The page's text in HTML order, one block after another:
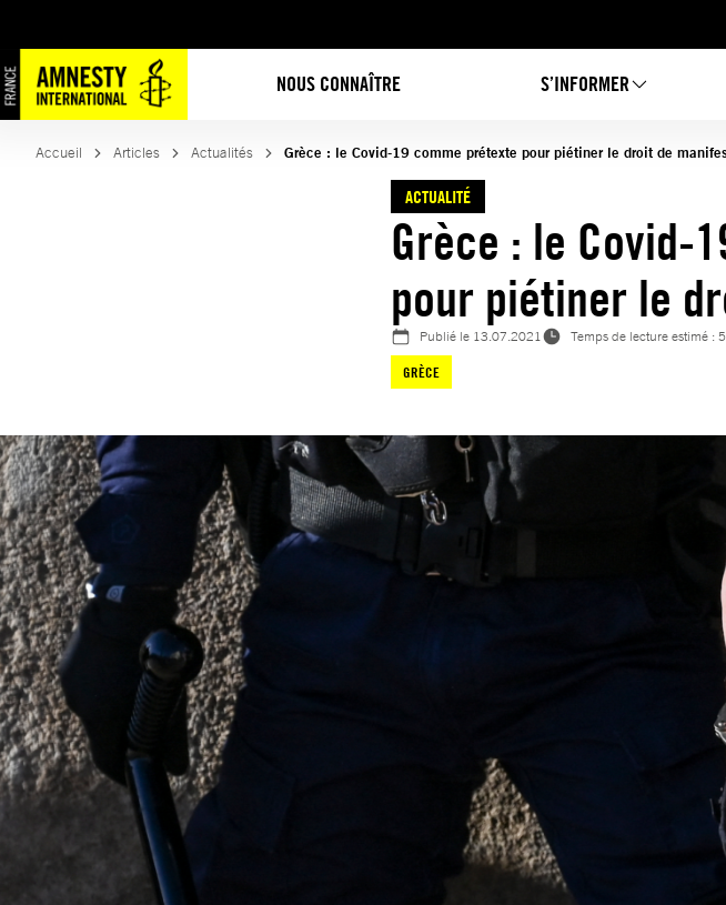
NOUS CONNAÎTRE S’INFORMER
au
contenu
Accueil Articles Actualités Grèce : le Covid-19 comme prétexte pour piétiner le droit de
ACTUALITÉ
Grèce : le Covid-
pour piétiner le
Publié le 13.07.2021
Temps de lecture estimé :
GRÈCE